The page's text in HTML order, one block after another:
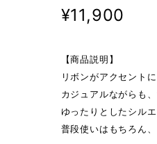
¥11,900
【商品説明】
リボンがアクセント
カジュアルながらも
ゆったりとしたシル
普段使いはもちろん